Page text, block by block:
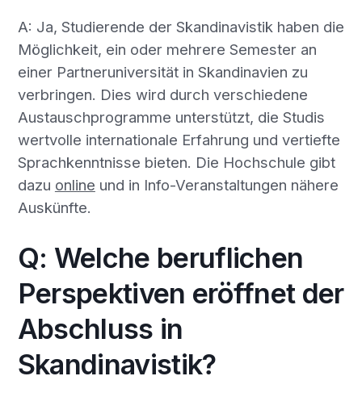
A: Ja, Studierende der Skandinavistik haben die
Möglichkeit, ein oder mehrere Semester an
einer Partneruniversität in Skandinavien zu
verbringen. Dies wird durch verschiedene
Austauschprogramme unterstützt, die Studis
wertvolle internationale Erfahrung und vertiefte
Sprachkenntnisse bieten. Die Hochschule gibt
dazu online und in Info-Veranstaltungen nähere
Auskünfte.
Q: Welche beruflichen
Perspektiven eröffnet der
Abschluss in
Skandinavistik?